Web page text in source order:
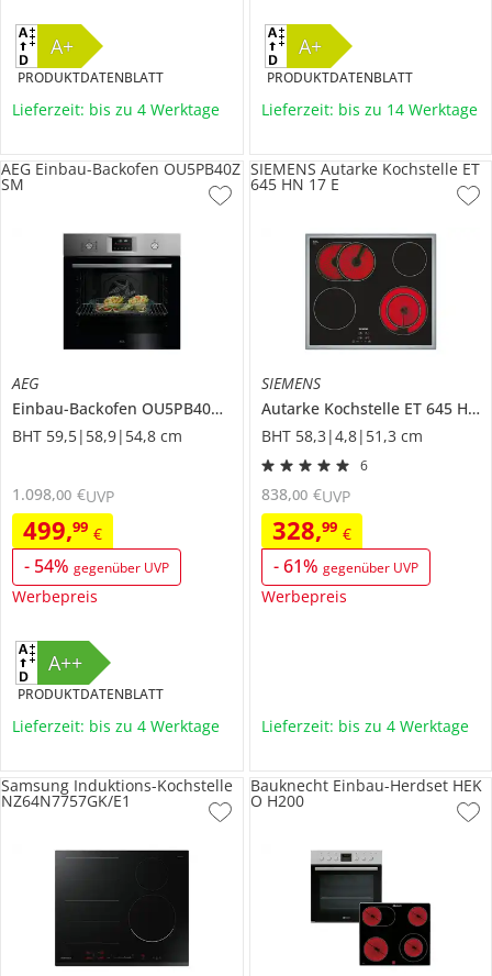
A+
PRODUKTDATENBLATT
Lieferzeit: bis zu 4 Werktage
A+
PRODUKTDATENBLATT
Lieferzeit: bis zu 14 Werktage
AEG
Einbau-Backofen OU5PB40ZSM
BHT 59,5|58,9|54,8 cm
499,99 €
- 54% gegenüber UVP
Werbepreis
1.098,00 €UVP
AEG Einbau-Backofen OU5PB40Z
SM
A++
PRODUKTDATENBLATT
Lieferzeit: bis zu 4 Werktage
SIEMENS
Autarke Kochstelle ET 645 HN 17 E
BHT 58,3|4,8|51,3 cm
6
328,99 €
-61% gegenüber UVP
Werbepreis
838,00 €UVP
SIEMENS Autarke Kochstelle ET
645 HN 17 E
Lieferzeit: bis zu 4 Werktage
Samsung Induktions-Kochstelle
NZ64N7757GK/E1
Bauknecht Einbau-Herdset HEK
O H200